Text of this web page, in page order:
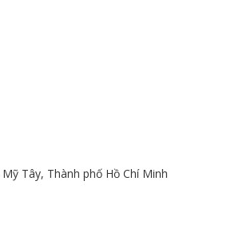
Tây, Thành phố Hồ Chí Minh